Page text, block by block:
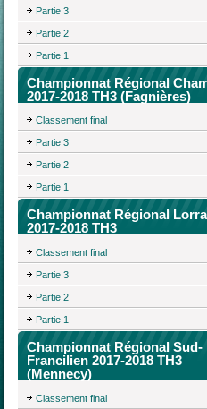
Partie 3
Partie 2
Partie 1
Championnat Régional
2017-2018 TH3 (Fagnières)
Classement final
Partie 3
Partie 2
Partie 1
Championnat Régional
2017-2018 TH3
Classement final
Partie 3
Partie 2
Partie 1
Championnat Régional Sud-
Francilien 2017-2018 TH3
(Mennecy)
Classement final